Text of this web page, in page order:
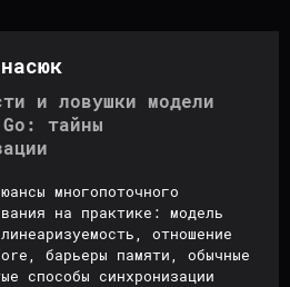
и ловушки модели
тайны
многопоточного
на практике: модель
отношение
барьеры памяти, обычные
способы синхронизации